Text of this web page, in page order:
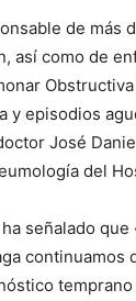
de más
así como de
y episodios
José
del
señalado que
continuamos